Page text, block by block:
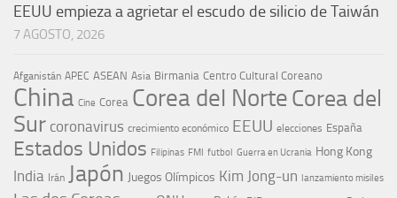
EEUU empieza a agrietar el escudo de silicio de Taiwán
7 AGOSTO, 2026
Afganistán APEC ASEAN Asia Birmania Centro Cultural Coreano
China Cine Corea Corea del NorteCorea del
Sur coronavirus crecimiento económico EEUU elecciones España
Estados Unidos Filipinas FMI futbol Guerra en Ucrania Hong Kong
India Irán Japón Juegos Olímpicos Kim Jong-un lanzamiento misiles